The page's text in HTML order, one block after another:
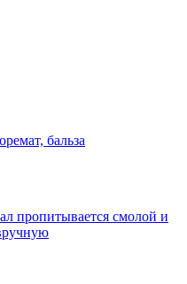
бальза
пропитывается смолой и